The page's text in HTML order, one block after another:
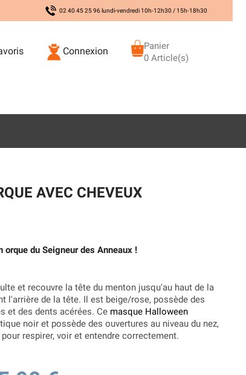
02 40 45 25 96 lundi-vendredi 10h-12h30 / 15h-18h30
Connexion
Panier
0 Article(s)
AVEC CHEVEUX
du Seigneur des Anneaux !
et recouvre la tête du menton jusqu'au haut de la
l'arrière de la tête. Il est beige/rose, possède des
et des dents acérées. Ce masque Halloween
noir et possède des ouvertures au niveau du nez,
respirer, voir et entendre correctement.